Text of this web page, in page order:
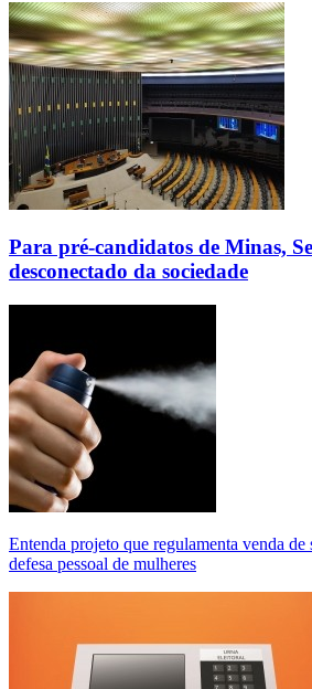
Para pré-candidatos de Minas,
desconectado da sociedade
Entenda projeto que regulamenta venda de
defesa pessoal de mulheres